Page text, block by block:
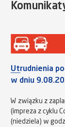
Utrudnienia
w dniu
W związku z
(impreza z cyklu
(niedziela) w